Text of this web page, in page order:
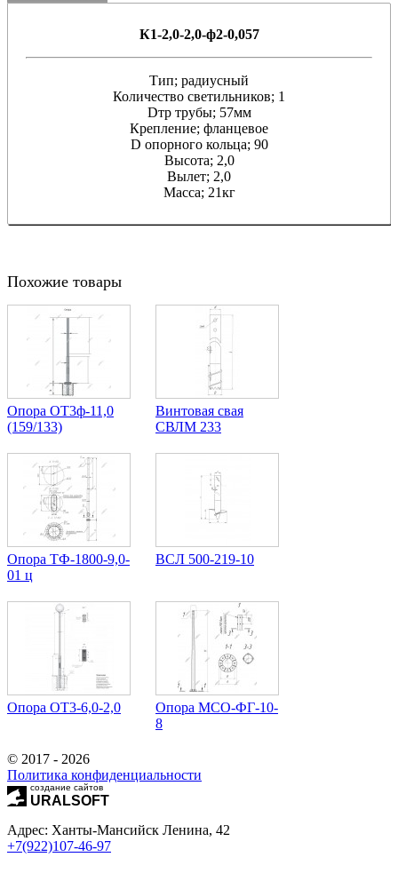
К1-2,0-2,0-ф2-0,057
Тип; радиусный
Количество светильников; 1
Dтр трубы; 57мм
Крепление; фланцевое
D опорного кольца; 90
Высота; 2,0
Вылет; 2,0
Масса; 21кг
Похожие товары
Опора ОТ3ф-11,0
(159/133)
Винтовая свая
СВЛМ 233
Опора ТФ-1800-9,0-
01 ц
ВСЛ 500-219-10
Опора ОТ3-6,0-2,0
Опора МCО-ФГ-10-
8
© 2017 - 2026
Политика конфиденциальности
создание сайтов
URALSOFT
Адрес: Ханты-Мансийск Ленина, 42
+7(922)107-46-97